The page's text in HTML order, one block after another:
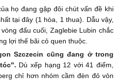
họ đang gặp đôi chút vấn đề khi
tại đây (1 hòa, 1 thua). Dẫu vậy,
đấu cuối, Zaglebie Lubin chắc
lợi thế bãi cỏ quen thuộc.
Szczecin cũng đang ở trong
Dù xếp hạng 12 với 41 điểm,
chỉ hơn nhóm cầm đèn đỏ vỏn